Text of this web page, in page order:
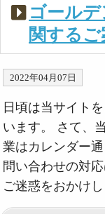
ゴール
関するご
2022年04月07日
日頃は当サイト
います。 さて、
業はカレンダー
問い合わせの対
ご迷惑をおかけ